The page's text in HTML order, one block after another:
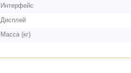
Интерфейс
Дисплей
Масса (кг)